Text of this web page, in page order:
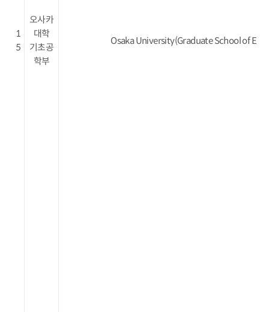
1
5
오사카
대학
기초공
학부
Osaka University(Graduate School of